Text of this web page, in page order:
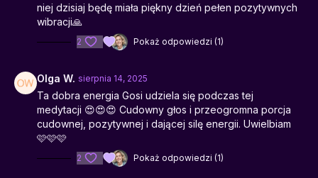
niej dzisiaj będę miała piękny dzień pełen pozytywnych
wibracji🙏
2 Pokaż odpowiedzi (1)
Olga W. sierpnia 14, 2025
Ta dobra energia Gosi udziela się podczas tej
medytacji 😍😍😍 Cudowny głos i przeogromna porcja
cudownej, pozytywnej i dającej silę energii. Uwielbiam
🩷🩷🩷
2 Pokaż odpowiedzi (1)